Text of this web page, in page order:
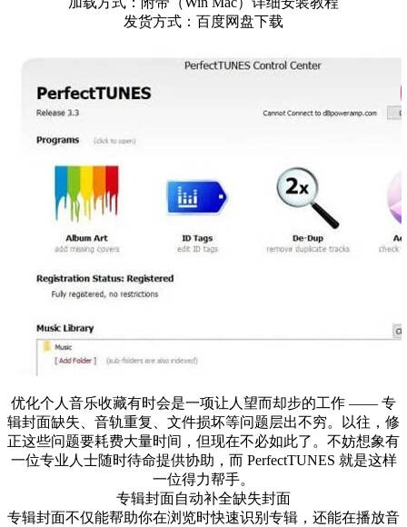
发货方式：百度网盘下载
优化个人音乐收藏有时会是一项让人望而却步的工作 —— 专
辑封面缺失、音轨重复、文件损坏等问题层出不穷。以往，修
正这些问题要耗费大量时间，但现在不必如此了。不妨想象有
一位专业人士随时待命提供协助，而 PerfectTUNES 就是这样
一位得力帮手。
专辑封面自动补全缺失封面
专辑封面不仅能帮助你在浏览时快速识别专辑，还能在播放音